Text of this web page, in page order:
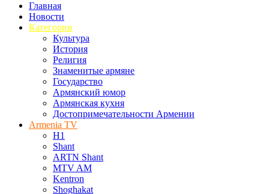
Главная
Новости
Категории
Культура
История
Религия
Знаменитые армяне
Государство
Армянский юмор
Армянская кухня
Достопримечательности Армении
Armenia TV
H1
Shant
ARTN Shant
MTV AM
Kentron
Shoghakat